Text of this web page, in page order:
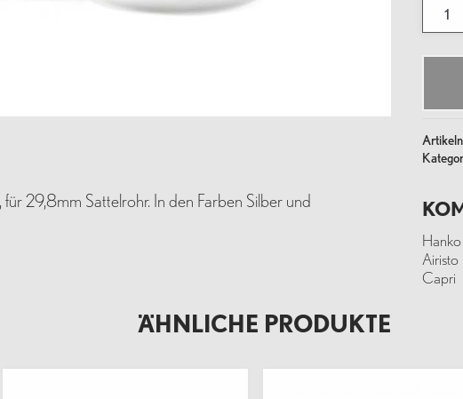
-
29,8mm Sattelrohr. In den Farben Silber und
Hanko
Airisto
Capri
ÄHNLICHE PRODUKTE